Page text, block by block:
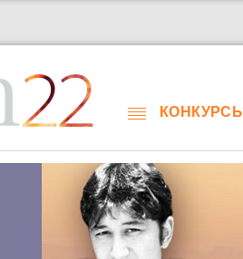
22 КОНКУРСЫ